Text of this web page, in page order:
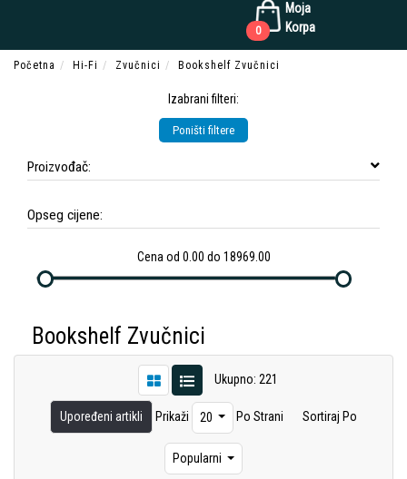
Moja
Korpa
0
Početna Hi-Fi Zvučnici Bookshelf Zvučnici
Izabrani filteri:
Poništi filtere
Proizvođač:
Opseg cijene:
Cena od 0.00 do 18969.00
Bookshelf Zvučnici
Ukupno: 221
Upoređeni artikli Prikaži 20 Po Strani Sortiraj Po
Popularni